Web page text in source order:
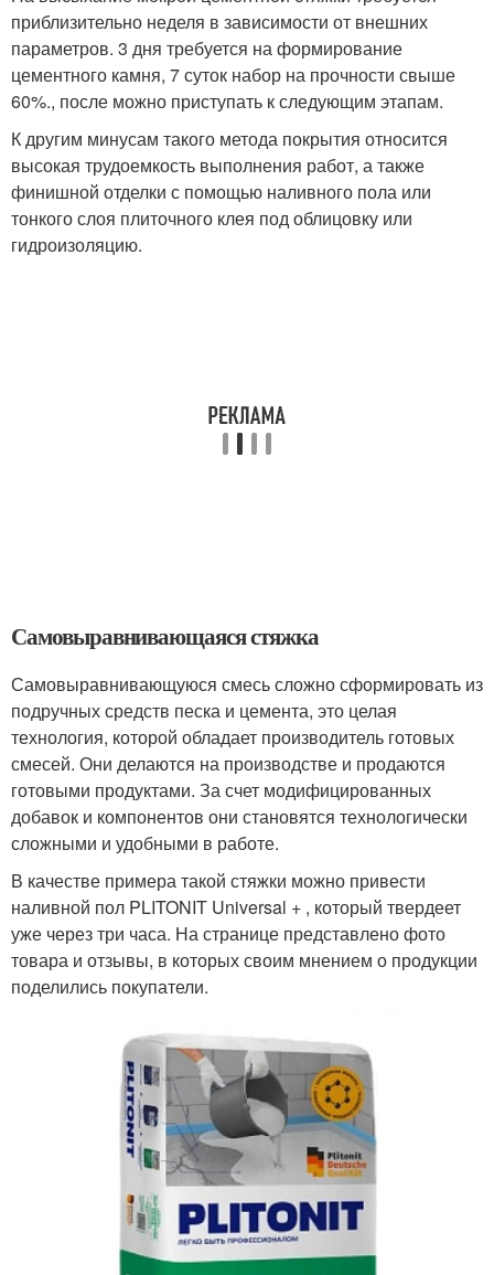
приблизительно неделя в зависимости от внешних
параметров. 3 дня требуется на формирование
цементного камня, 7 суток набор на прочности свыше
60%., после можно приступать к следующим этапам.
К другим минусам такого метода покрытия относится
высокая трудоемкость выполнения работ, а также
финишной отделки с помощью наливного пола или
тонкого слоя плиточного клея под облицовку или
гидроизоляцию.
Самовыравнивающаяся стяжка
Самовыравнивающуюся смесь сложно сформировать из
подручных средств песка и цемента, это целая
технология, которой обладает производитель готовых
смесей. Они делаются на производстве и продаются
готовыми продуктами. За счет модифицированных
добавок и компонентов они становятся технологически
сложными и удобными в работе.
В качестве примера такой стяжки можно привести
наливной пол PLITONIT Universal + , который твердеет
уже через три часа. На странице представлено фото
товара и отзывы, в которых своим мнением о продукции
поделились покупатели.